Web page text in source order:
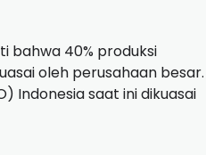
bahwa 40% produksi
oleh perusahaan besar.
Indonesia saat ini dikuasai